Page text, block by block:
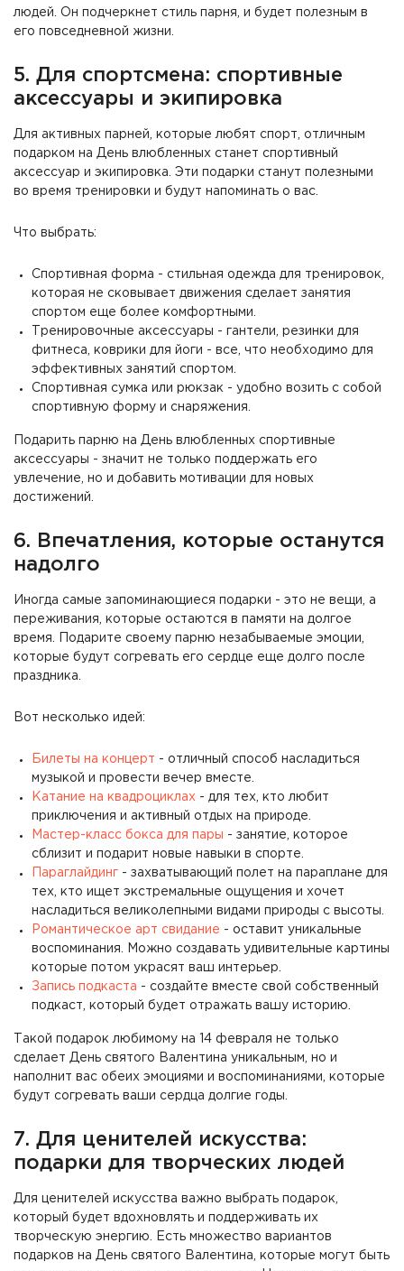
людей. Он подчеркнет стиль парня, и будет полезным в
его повседневной жизни.
5. Для спортсмена: спортивные
аксессуары и экипировка
Для активных парней, которые любят спорт, отличным
подарком на День влюбленных станет спортивный
аксессуар и экипировка. Эти подарки станут полезными
во время тренировки и будут напоминать о вас.
Что выбрать:
Спортивная форма - стильная одежда для тренировок,
которая не сковывает движения сделает занятия
спортом еще более комфортными.
Тренировочные аксессуары - гантели, резинки для
фитнеса, коврики для йоги - все, что необходимо для
эффективных занятий спортом.
Спортивная сумка или рюкзак - удобно возить с собой
спортивную форму и снаряжения.
Подарить парню на День влюбленных спортивные
аксессуары - значит не только поддержать его
увлечение, но и добавить мотивации для новых
достижений.
6. Впечатления, которые останутся
надолго
Иногда самые запоминающиеся подарки - это не вещи, а
переживания, которые остаются в памяти на долгое
время. Подарите своему парню незабываемые эмоции,
которые будут согревать его сердце еще долго после
праздника.
Вот несколько идей:
Билеты на концерт - отличный способ насладиться
музыкой и провести вечер вместе.
Катание на квадроциклах - для тех, кто любит
приключения и активный отдых на природе.
Мастер-класс бокса для пары - занятие, которое
сблизит и подарит новые навыки в спорте.
Параглайдинг - захватывающий полет на параплане для
тех, кто ищет экстремальные ощущения и хочет
насладиться великолепными видами природы с высоты.
Романтическое арт свидание - оставит уникальные
воспоминания. Можно создавать удивительные картины
которые потом украсят ваш интерьер.
Запись подкаста - создайте вместе свой собственный
подкаст, который будет отражать вашу историю.
Такой подарок любимому на 14 февраля не только
сделает День святого Валентина уникальным, но и
наполнит вас обеих эмоциями и воспоминаниями, которые
будут согревать ваши сердца долгие годы.
7. Для ценителей искусства:
подарки для творческих людей
Для ценителей искусства важно выбрать подарок,
который будет вдохновлять и поддерживать их
творческую энергию. Есть множество вариантов
подарков на День святого Валентина, которые могут быть